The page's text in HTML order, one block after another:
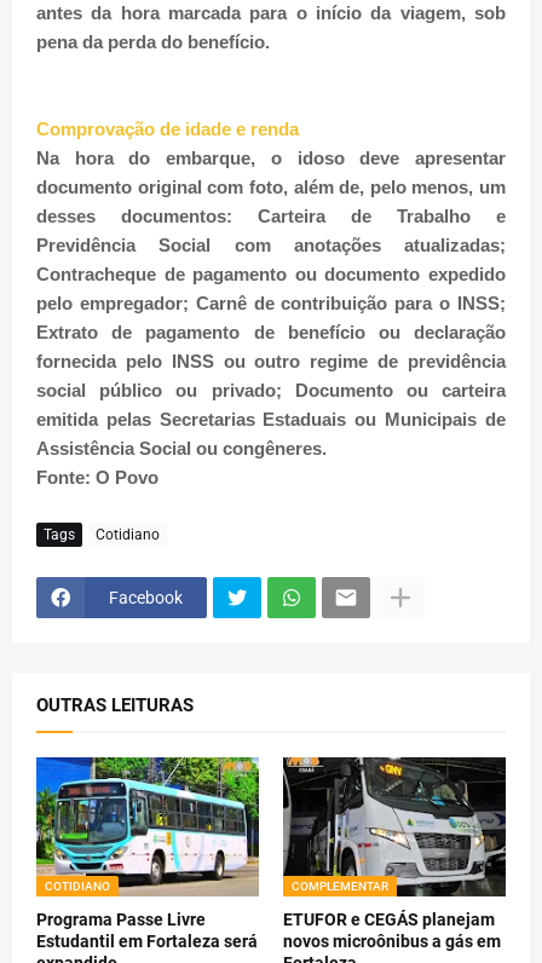
antes da hora marcada para o início da viagem, sob
pena da perda do benefício.
Comprovação de idade e renda
Na hora do embarque, o idoso deve apresentar
documento original com foto, além de, pelo menos, um
desses documentos: Carteira de Trabalho e
Previdência Social com anotações atualizadas;
Contracheque de pagamento ou documento expedido
pelo empregador; Carnê de contribuição para o INSS;
Extrato de pagamento de benefício ou declaração
fornecida pelo INSS ou outro regime de previdência
social público ou privado; Documento ou carteira
emitida pelas Secretarias Estaduais ou Municipais de
Assistência Social ou congêneres.
Fonte: O Povo
Tags Cotidiano
Facebook
OUTRAS LEITURAS
COTIDIANO
Programa Passe Livre
Estudantil em Fortaleza será
COMPLEMENTAR
ETUFOR e CEGÁS planejam
novos microônibus a gás em